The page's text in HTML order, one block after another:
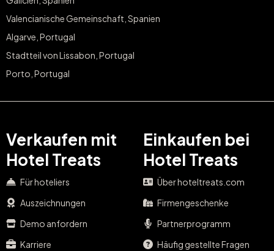
Valencianische Gemeinschaft, Spanien
Algarve, Portugal
Stadtteil von Lissabon, Portugal
Porto, Portugal
Verkaufen mit
Hotel Treats
Für hoteliers
Auszeichnungen
Demo anfordern
Karriere
Einkaufen bei
Hotel Treats
Über hoteltreats.com
Firmengeschenke
Partnerprogramm
Häufig gestellte Fragen